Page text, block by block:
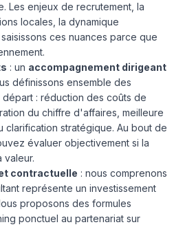
Les enjeux de recrutement, la
locales, la dynamique
ces nuances parce que
: un accompagnement dirigeant
définissons ensemble des
: réduction des coûts de
du chiffre d'affaires, meilleure
clarification stratégique. Au bout de
évaluer objectivement si la
valeur.
contractuelle : nous comprenons
représente un investissement
proposons des formules
ponctuel au partenariat sur